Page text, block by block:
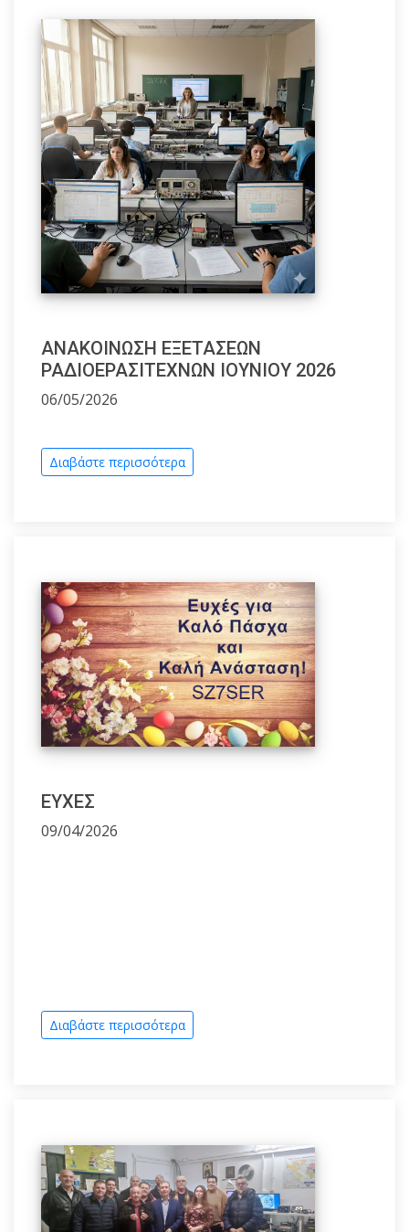
ΑΝΑΚΟΙΝΩΣΗ ΕΞΕΤΑΣΕΩΝ
ΡΑΔΙΟΕΡΑΣΙΤΕΧΝΩΝ ΙΟΥΝΙΟΥ 2026
06/05/2026
Διαβάστε περισσότερα
ΕΥΧΕΣ
09/04/2026
Διαβάστε περισσότερα